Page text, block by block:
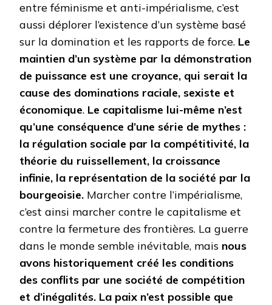
entre féminisme et anti-impérialisme, c’est
aussi déplorer l’existence d’un système basé
sur la domination et les rapports de force. Le
maintien d’un système par la démonstration
de puissance est une croyance, qui serait la
cause des dominations raciale, sexiste et
économique. Le capitalisme lui-même n’est
qu’une conséquence d’une série de mythes :
la régulation sociale par la compétitivité, la
théorie du ruissellement, la croissance
infinie, la représentation de la société par la
bourgeoisie. Marcher contre l’impérialisme,
c’est ainsi marcher contre le capitalisme et
contre la fermeture des frontières. La guerre
dans le monde semble inévitable, mais nous
avons historiquement créé les conditions
des conflits par une société de compétition
et d’inégalités. La paix n’est possible que